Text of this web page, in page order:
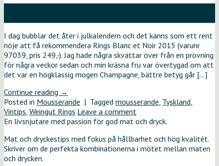
I dag bubblar det åter i julkalendern och det känns som ett rent
nöje att få rekommendera Rings Blanc et Noir 2015 (varunr
97039, pris 249,-). Jag hade några skvättar över från en provning
för några veckor sedan och min kräsna fru var övertygad om att
det var en högklassig mogen Champagne, bättre betyg går […]
Continue reading →
Posted in Mousserande | Tagged mousserande, Tyskland,
Vintips, Weingut Rings Leave a comment
En livsnjutare med passion för god mat och dryck.
Mat och dryckestips med fokus på hållbarhet och hög kvalitét.
Skriver om de perfekta kombinationerna i mötet mellan maten
och drycken.